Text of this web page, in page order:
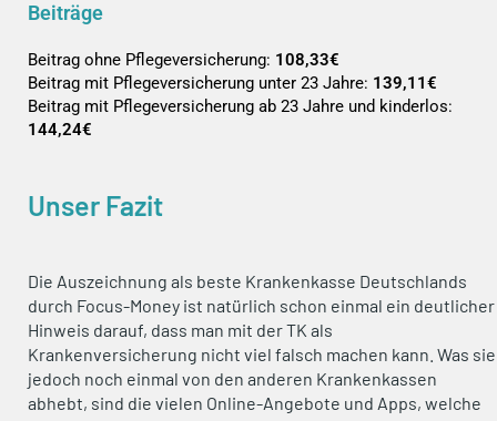
Beiträge
Beitrag ohne Pflegeversicherung: 108,33€
Beitrag mit Pflegeversicherung unter 23 Jahre: 139,11€
Beitrag mit Pflegeversicherung ab 23 Jahre und kinderlos:
144,24€
Unser Fazit
Die Auszeichnung als beste Krankenkasse Deutschlands
durch Focus-Money ist natürlich schon einmal ein deutlicher
Hinweis darauf, dass man mit der TK als
Krankenversicherung nicht viel falsch machen kann. Was sie
jedoch noch einmal von den anderen Krankenkassen
abhebt, sind die vielen Online-Angebote und Apps, welche